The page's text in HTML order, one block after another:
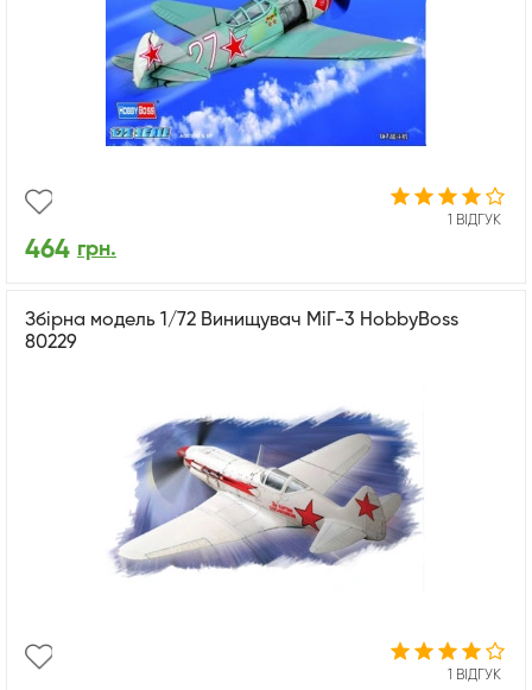
1 ВІДГУК
464 грн.
Збірна модель 1/72 Винищувач МіГ-3 HobbyBoss
80229
1 ВІДГУК